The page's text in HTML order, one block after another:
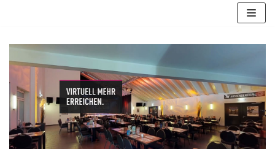
Inhalt
springen